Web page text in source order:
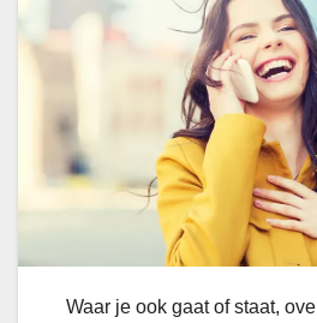
Waar je ook gaat of staat,